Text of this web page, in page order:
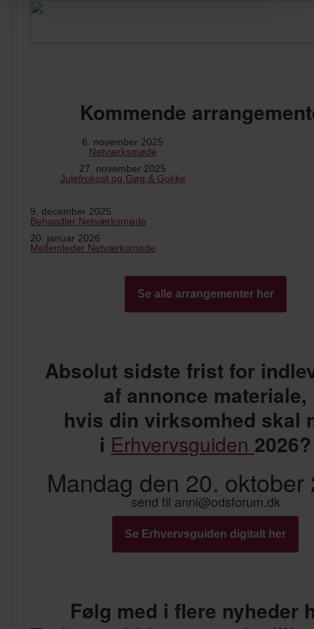
Kommende
6. november 2025
Netværksmøde
27. november 2025
Julefrokost og Gøg & Gokke
9. december 2025
Behandler Netværksmøde
20. januar 2026
Mellemleder Netværksmøde
Se alle arrangementer her
Absolut sidste frist for
af annonce materiale,
hvis din virksomhed skal
i Erhvervsguiden 2026?
Mandag den 20. oktober
send til anni@odsforum.dk
Se Erhvervsguiden digitalt her
Følg med i flere nyheder